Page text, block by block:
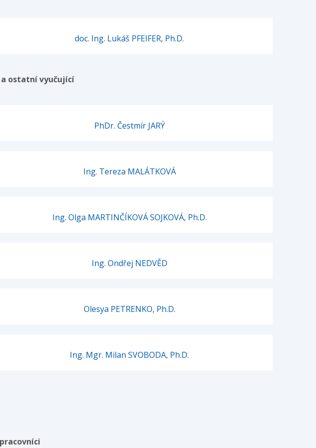
doc. Ing. Lukáš PFEIFER, Ph.D.
ostatní vyučující
PhDr. Čestmír JARÝ
Ing. Tereza MALÁTKOVÁ
Ing. Olga MARTINČÍKOVÁ SOJKOVÁ, Ph.D.
Ing. Ondřej NEDVĚD
Olesya PETRENKO, Ph.D.
Ing. Mgr. Milan SVOBODA, Ph.D.